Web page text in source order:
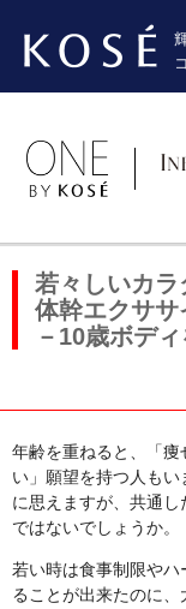
若々しいカラ
体幹エクササ
－10歳ボディ
年齢を重ねると、「
い」願望を持つ人も
に思えますが、共通し
ではないでしょうか。
若い時は食事制限や
ることが出来たのに